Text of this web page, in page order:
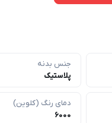
جنس بدنه
پلاستیک
دمای رنگ (کلوین)
6000